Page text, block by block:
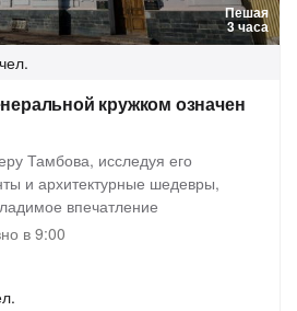
Пешая
3 часа
кружком означен
Тамбова, исследуя его
и архитектурные шедевры,
впечатление
в 9:00